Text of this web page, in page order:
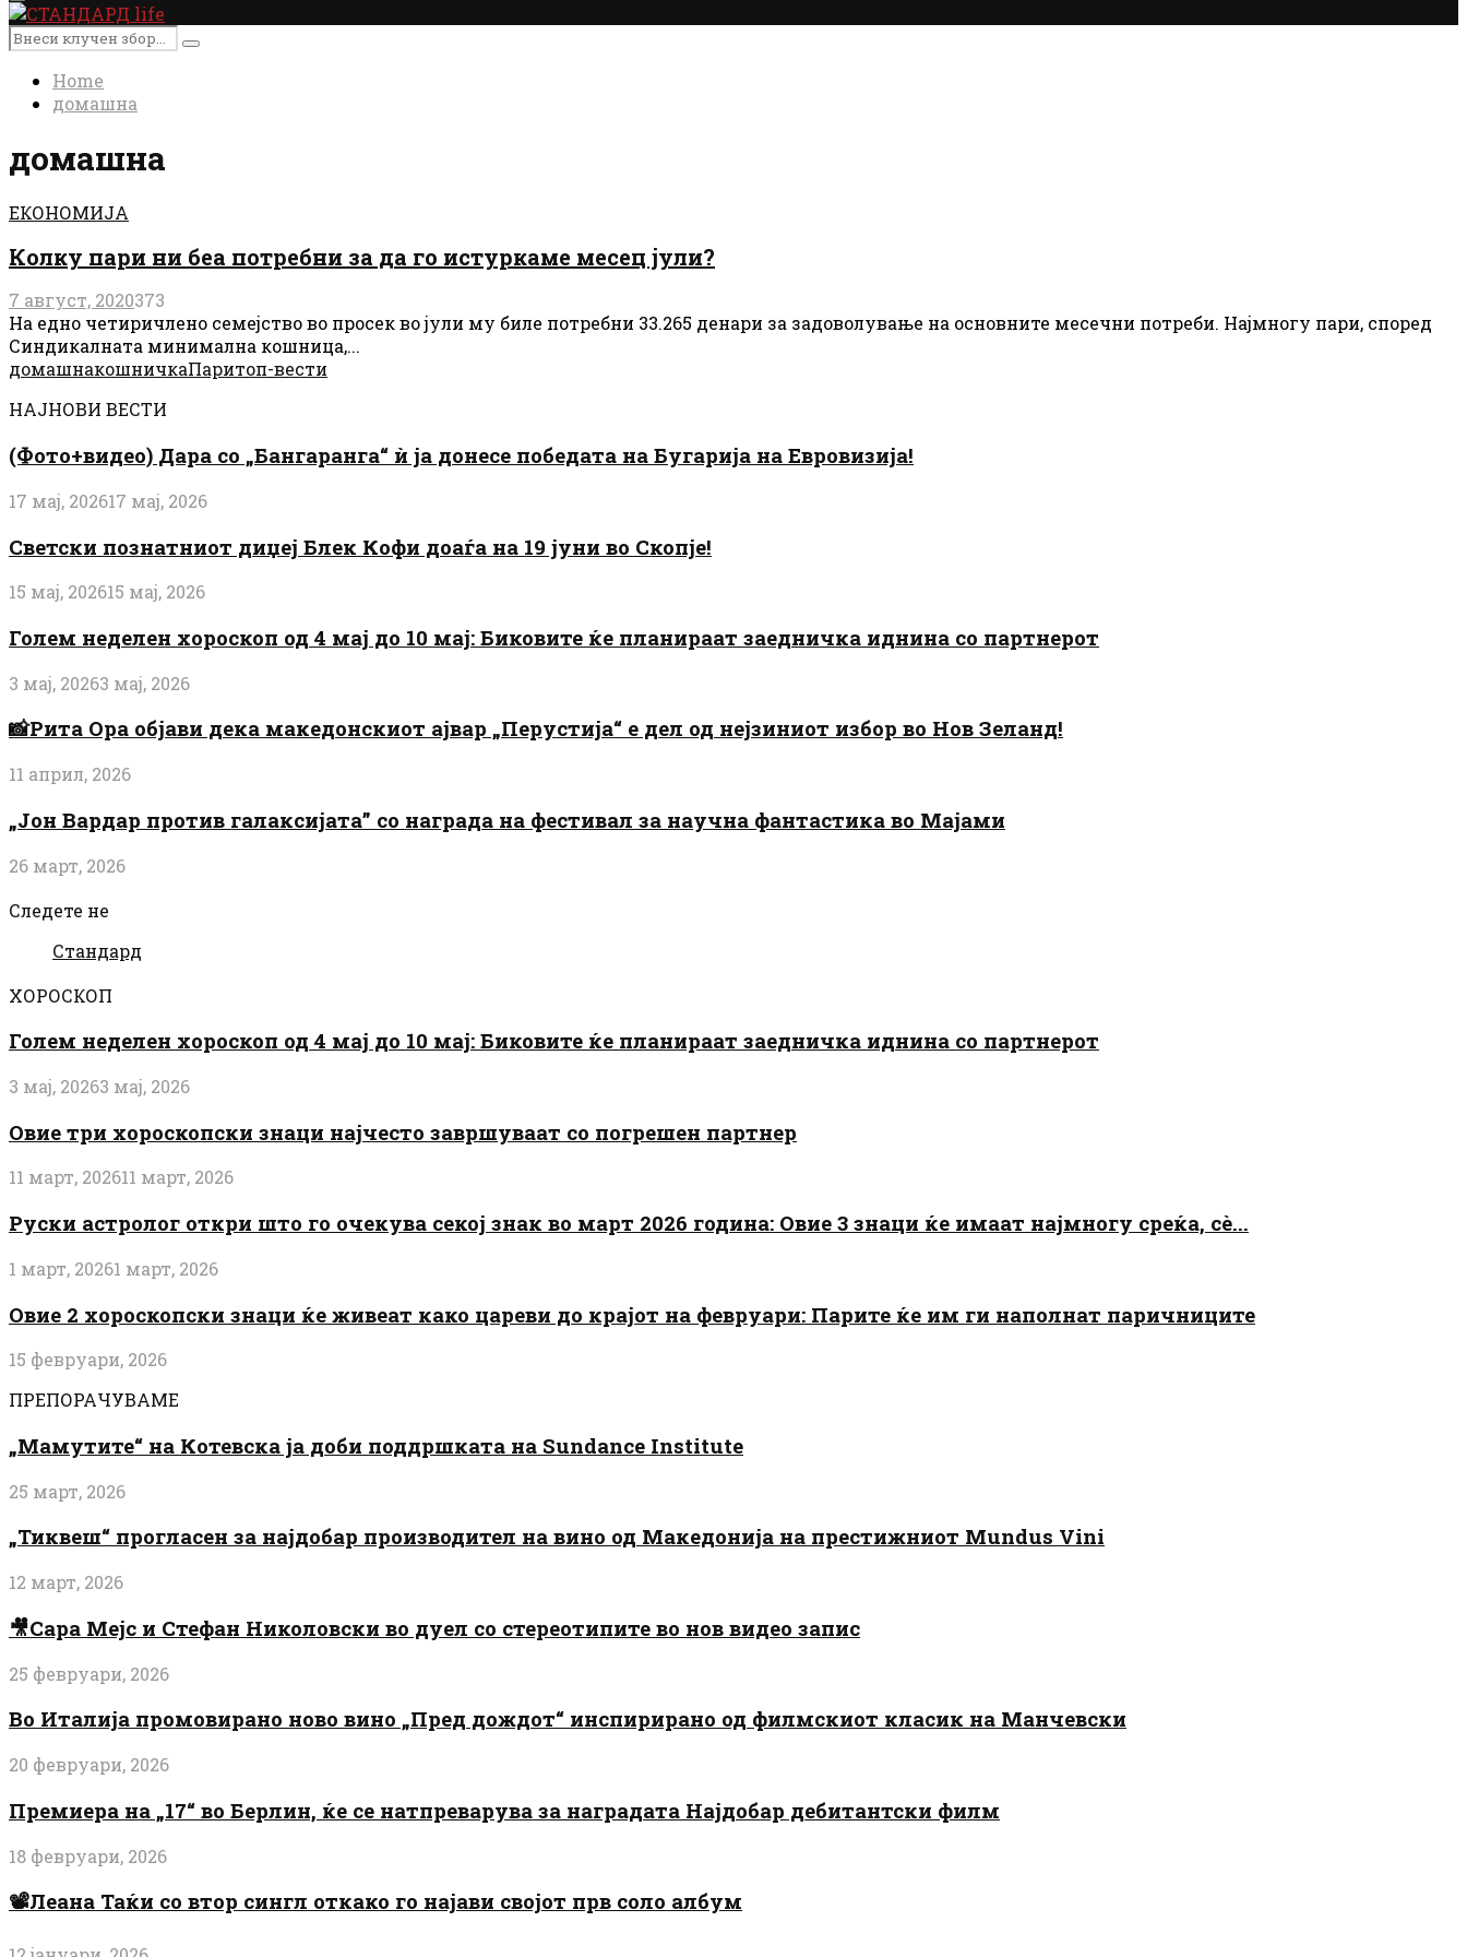
Primary
Menu
Search
for:
Search
Home
домашна
домашна
ЕКОНОМИЈА
Колку пари ни беа потребни за да го истуркаме месец јули?
7 август, 2020373
На едно четиричлено семејство во просек во јули му биле потребни 33.265 денари за задоволување на основните месечни потреби. Најмногу пари, според
Синдикалната минимална кошница,...
домашнакошничкаПаритоп-вести
НАЈНОВИ ВЕСТИ
(Фото+видео) Дара со „Бангаранга“ ѝ ја донесе победата на Бугарија на Евровизија!
17 мај, 202617 мај, 2026
Светски познатниот диџеј Блек Кофи доаѓа на 19 јуни во Скопје!
15 мај, 202615 мај, 2026
Голем неделен хороскоп од 4 мај до 10 мај: Биковите ќе планираат заедничка иднина со партнерот
3 мај, 20263 мај, 2026
📸Рита Ора објави дека македонскиот ајвар „Перустија“ е дел од нејзиниот избор во Нов Зеланд!
11 април, 2026
„Јон Вардар против галаксијата” со награда на фестивал за научна фантастика во Мајами
26 март, 2026
Следете не
Стандард
ХОРОСКОП
Голем неделен хороскоп од 4 мај до 10 мај: Биковите ќе планираат заедничка иднина со партнерот
3 мај, 20263 мај, 2026
Овие три хороскопски знаци најчесто завршуваат со погрешен партнер
11 март, 202611 март, 2026
Руски астролог откри што го очекува секој знак во март 2026 година: Овие 3 знаци ќе имаат најмногу среќа, сè...
1 март, 20261 март, 2026
Овие 2 хороскопски знаци ќе живеат како цареви до крајот на февруари: Парите ќе им ги наполнат паричниците
15 февруари, 2026
ПРЕПОРАЧУВАМЕ
„Мамутите“ на Котевска ја доби поддршката на Sundance Institute
25 март, 2026
„Тиквеш“ прогласен за најдобар производител на вино од Македонија на престижниот Mundus Vini
12 март, 2026
🎥Сара Мејс и Стефан Николовски во дуел со стереотипите во нов видео запис
25 февруари, 2026
Во Италија промовирано ново вино „Пред дождот“ инспирирано од филмскиот класик на Манчевски
20 февруари, 2026
Премиера на „17“ во Берлин, ќе се натпреварува за наградата Најдобар дебитантски филм
18 февруари, 2026
📽️Леана Таќи со втор сингл откако го најави својот прв соло албум